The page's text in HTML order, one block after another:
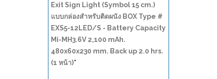
Exit Sign Light (Symbol 15 cm.)
แบบกล่องสำหรับติดผนัง BOX Type #
EXS5-12LED/S - Battery Capacity
Mi-MH3.6V 2,100 mAh.
480x60x230 mm. Back up 2.0 hrs.
(1 หน้า)"